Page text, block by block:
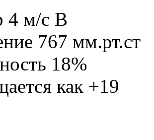
4 м/с В
767 мм.рт.ст
18%
как +19